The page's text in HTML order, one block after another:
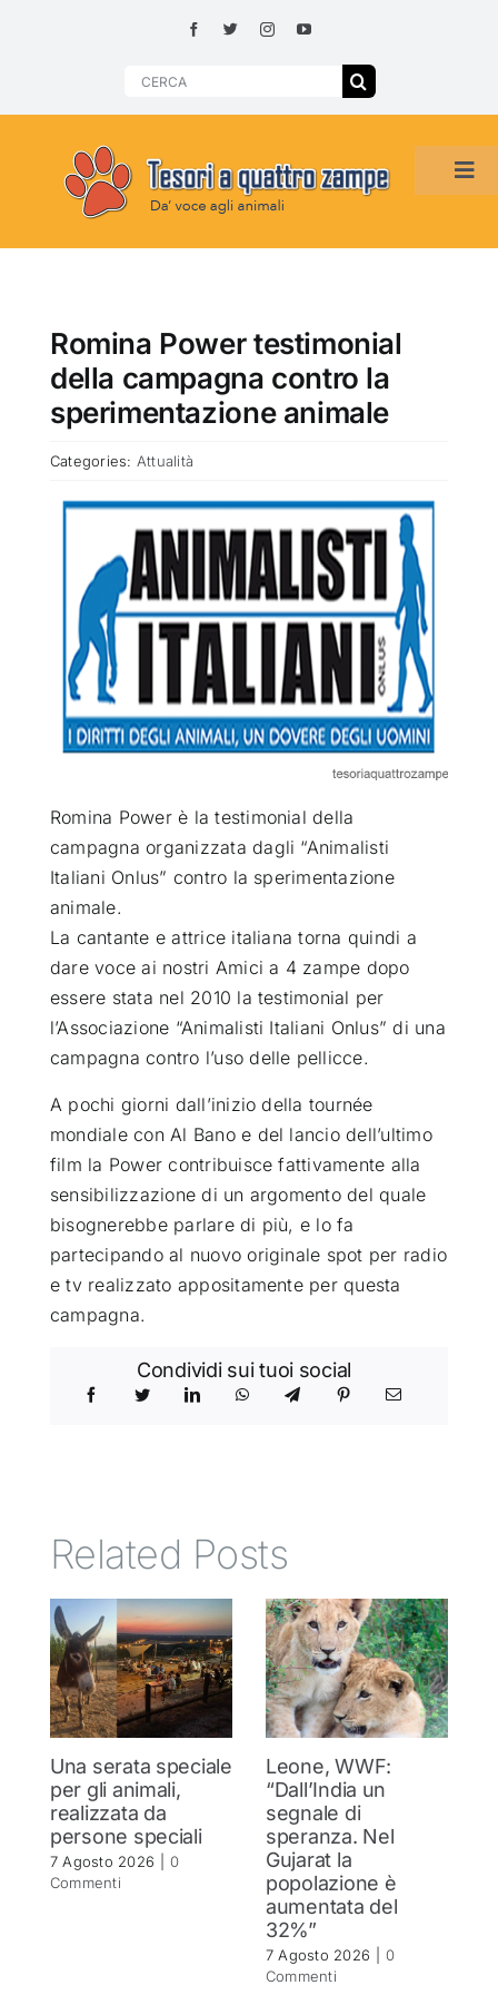
Search
HOME
SMARRITI O DA ADOTTARE
ADOTTATI O RITROVATI
CHI SIAMO
SEMPRE CON ME
Romina Power testimonial
della campagna contro la
sperimentazione animale
Categories: Attualità
Romina Power è la testimonial della
campagna organizzata dagli “Animalisti
Italiani Onlus” contro la sperimentazione
animale.
La cantante e attrice italiana torna quindi a
dare voce ai nostri Amici a 4 zampe dopo
essere stata nel 2010 la testimonial per
l’Associazione “Animalisti Italiani Onlus” di una
campagna contro l’uso delle pellicce.
A pochi giorni dall’inizio della tournée
mondiale con Al Bano e del lancio dell’ultimo
film la Power contribuisce fattivamente alla
sensibilizzazione di un argomento del quale
bisognerebbe parlare di più, e lo fa
partecipando al nuovo originale spot per radio
e tv realizzato appositamente per questa
campagna.
Condividi sui tuoi social
Related Posts
Una serata speciale
per gli animali,
realizzata da
persone speciali
7 Agosto 2026
0
Commenti
Leone, WWF:
“Dall’India un
segnale di
speranza. Nel
Gujarat la
popolazione è
aumentata del
32%”
7 Agosto 2026
0
Commenti